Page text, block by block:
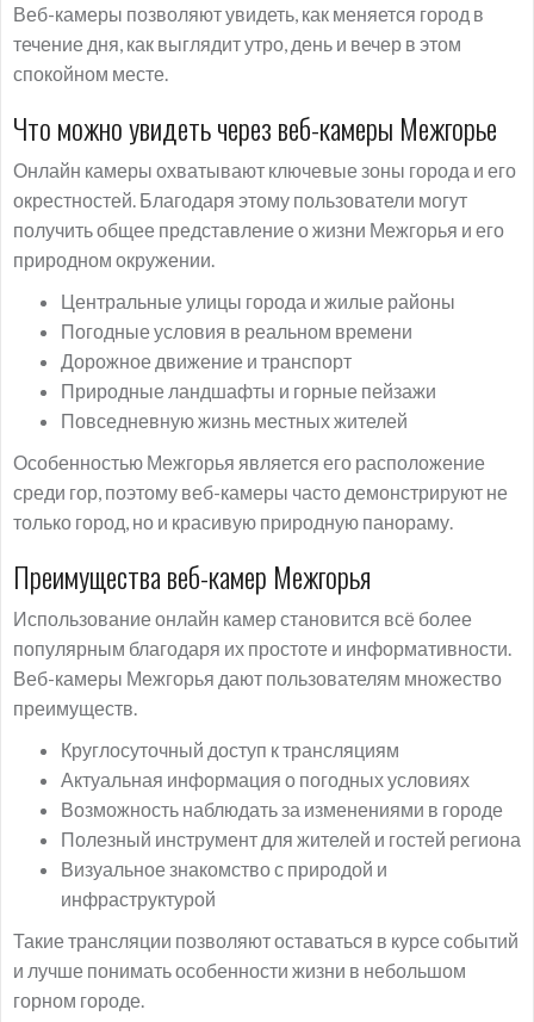
Веб-камеры позволяют увидеть, как меняется город в
течение дня, как выглядит утро, день и вечер в этом
спокойном месте.
Что можно увидеть через веб-камеры Межгорье
Онлайн камеры охватывают ключевые зоны города и его
окрестностей. Благодаря этому пользователи могут
получить общее представление о жизни Межгорья и его
природном окружении.
Центральные улицы города и жилые районы
Погодные условия в реальном времени
Дорожное движение и транспорт
Природные ландшафты и горные пейзажи
Повседневную жизнь местных жителей
Особенностью Межгорья является его расположение
среди гор, поэтому веб-камеры часто демонстрируют не
только город, но и красивую природную панораму.
Преимущества веб-камер Межгорья
Использование онлайн камер становится всё более
популярным благодаря их простоте и информативности.
Веб-камеры Межгорья дают пользователям множество
преимуществ.
Круглосуточный доступ к трансляциям
Актуальная информация о погодных условиях
Возможность наблюдать за изменениями в городе
Полезный инструмент для жителей и гостей региона
Визуальное знакомство с природой и
инфраструктурой
Такие трансляции позволяют оставаться в курсе событий
и лучше понимать особенности жизни в небольшом
горном городе.